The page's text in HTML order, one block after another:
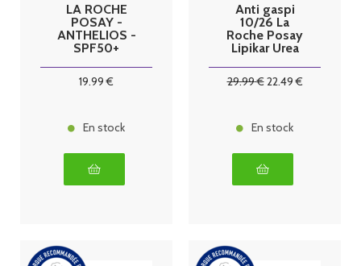
LA ROCHE
POSAY -
ANTHELIOS -
SPF50+
CORPS AVEC
LIPIKAR HUILE
OFFERTE
100ML
19.99 €
En stock
Anti gaspi
10/26 La
Roche Posay
Lipikar Urea
29.99€22.49€
En stock